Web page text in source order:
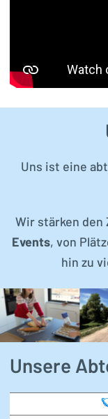
Uns ist eine
Wir stärken den
Events, von
hin zu
Unsere